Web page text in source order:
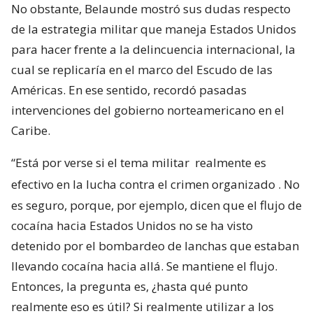
No obstante, Belaunde mostró sus dudas respecto
de la estrategia militar que maneja Estados Unidos
para hacer frente a la delincuencia internacional, la
cual se replicaría en el marco del Escudo de las
Américas. En ese sentido, recordó pasadas
intervenciones del gobierno norteamericano en el
Caribe.
“Está por verse si el tema militar realmente es
efectivo en la lucha contra el crimen organizado . No
es seguro, porque, por ejemplo, dicen que el flujo de
cocaína hacia Estados Unidos no se ha visto
detenido por el bombardeo de lanchas que estaban
llevando cocaína hacia allá. Se mantiene el flujo.
Entonces, la pregunta es, ¿hasta qué punto
realmente eso es útil? Si realmente utilizar a los